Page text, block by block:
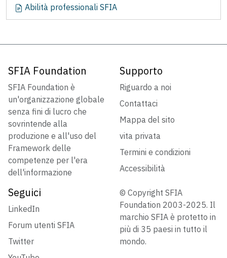
Abilità professionali SFIA
SFIA Foundation
SFIA Foundation è
un'organizzazione globale
senza fini di lucro che
sovrintende alla
produzione e all'uso del
Framework delle
competenze per l'era
dell'informazione
Supporto
Riguardo a noi
Contattaci
Mappa del sito
vita privata
Termini e condizioni
Accessibilità
Seguici
LinkedIn
Forum utenti SFIA
Twitter
© Copyright SFIA
Foundation 2003-2025. Il
marchio SFIA è protetto in
più di 35 paesi in tutto il
mondo.